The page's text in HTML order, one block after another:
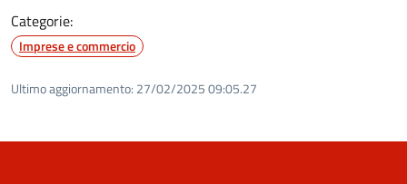
Categorie:
Imprese e commercio
Ultimo aggiornamento: 27/02/2025 09:05.27